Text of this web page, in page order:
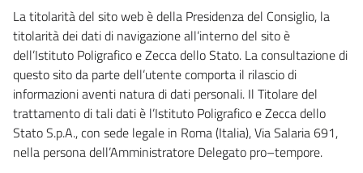
La titolarità del sito web è della Presidenza del Consiglio, la
titolarità dei dati di navigazione all’interno del sito è
dell’Istituto Poligrafico e Zecca dello Stato. La consultazione di
questo sito da parte dell’utente comporta il rilascio di
informazioni aventi natura di dati personali. Il Titolare del
trattamento di tali dati è l’Istituto Poligrafico e Zecca dello
Stato S.p.A., con sede legale in Roma (Italia), Via Salaria 691,
nella persona dell’Amministratore Delegato pro–tempore.